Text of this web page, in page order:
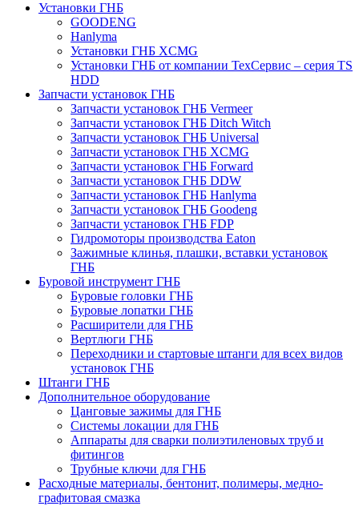
Установки ГНБ
GOODENG
Hanlyma
Установки ГНБ XCMG
Установки ГНБ от компании ТехСервис – серия TS
HDD
Запчасти установок ГНБ
Запчасти установок ГНБ Vermeer
Запчасти установок ГНБ Ditch Witch
Запчасти установок ГНБ Universal
Запчасти установок ГНБ XCMG
Запчасти установок ГНБ Forward
Запчасти установок ГНБ DDW
Запчасти установок ГНБ Hanlyma
Запчасти установок ГНБ Goodeng
Запчасти установок ГНБ FDP
Гидромоторы производства Eaton
Зажимные клинья, плашки, вставки установок
ГНБ
Буровой инструмент ГНБ
Буровые головки ГНБ
Буровые лопатки ГНБ
Расширители для ГНБ
Вертлюги ГНБ
Переходники и стартовые штанги для всех видов
установок ГНБ
Штанги ГНБ
Дополнительное оборудование
Цанговые зажимы для ГНБ
Системы локации для ГНБ
Аппараты для сварки полиэтиленовых труб и
фитингов
Трубные ключи для ГНБ
Расходные материалы, бентонит, полимеры, медно-
графитовая смазка